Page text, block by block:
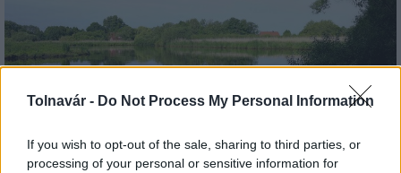
Tolnavár - Do Not Process My Personal Information
If you wish to opt-out of the sale, sharing to third parties, or
processing of your personal or sensitive information for
Duna vizét némileg felmelegíti